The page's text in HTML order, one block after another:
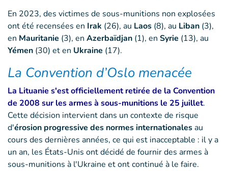
En 2023, des victimes de sous-munitions non explosées
ont été recensées en Irak (26), au Laos (8), au Liban (3),
en Mauritanie (3), en Azerbaïdjan (1), en Syrie (13), au
Yémen (30) et en Ukraine (17).
La Convention d’Oslo menacée
La Lituanie s'est officiellement retirée de la Convention
de 2008 sur les armes à sous-munitions le 25 juillet.
Cette décision intervient dans un contexte de risque
d'érosion progressive des normes internationalesau
cours des dernières années, ce qui est inacceptable : il y a
un an, les États-Unis ont décidé de fournir des armes à
sous-munitions à l'Ukraine et ont continué à le faire.